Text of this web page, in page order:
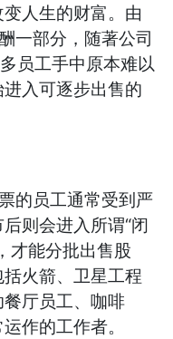
人生的财富。由
一部分，随著公司
员工手中原本难以
入可逐步出售的
的员工通常受到严
则会进入所谓“闭
才能分批出售股
火箭、卫星工程
厅员工、咖啡
作的工作者。